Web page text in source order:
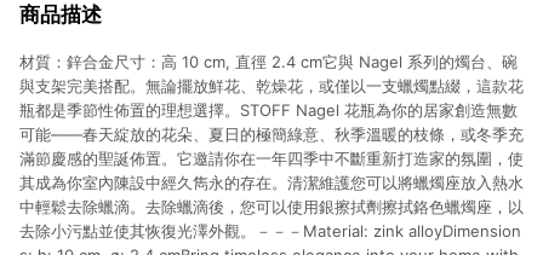
商品描述
材質：鋅合金尺寸：高 10 cm, 直徑 2.4 cm它與 Nagel 系列的燭台、碗
與支架完美搭配。無論擺放鮮花、乾燥花，或僅以一支蠟燭點綴，這款花
瓶都是季節性佈置的理想選擇。STOFF Nagel 花瓶為你的居家創造無數
可能——春天綻放的花朵、夏日的極簡綠意、秋季溫暖的枝條，或冬季充
滿節慶感的聖誕佈置。它邀請你在一年四季中不斷重新打造家的氛圍，使
其成為你室內陳設中經久雋永的存在。清潔維護您可以將蠟燭座放入熱水
中輕鬆去除蠟滴。去除蠟滴後，您可以使用銀擦拭劑擦拭鉻色蠟燭座，以
去除小污點並使其恢復光澤外觀。－－－Material: zink alloyDimension